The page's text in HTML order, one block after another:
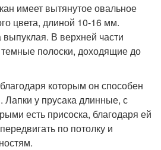
имеет вытянутое овальное
цвета, длиной 10-16 мм.
В верхней части
темные полоски, доходящие до
которым он способен
Лапки у прусака длинные, с
есть присоска, благодаря ей
по потолку и